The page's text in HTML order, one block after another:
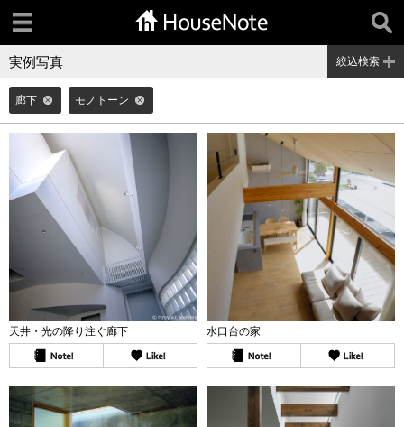
実例写真 絞込検索
廊下 モノトーン
天井・光の降り注ぐ廊下 水口台の家